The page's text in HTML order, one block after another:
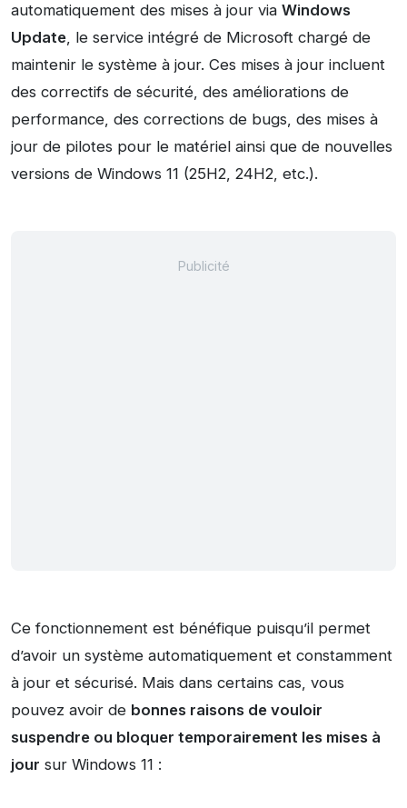
automatiquement des mises à jour via Windows
Update, le service intégré de Microsoft chargé de
maintenir le système à jour. Ces mises à jour incluent
des correctifs de sécurité, des améliorations de
performance, des corrections de bugs, des mises à
jour de pilotes pour le matériel ainsi que de nouvelles
versions de Windows 11 (25H2, 24H2, etc.).
Ce fonctionnement est bénéfique puisqu’il permet
d’avoir un système automatiquement et constamment
à jour et sécurisé. Mais dans certains cas, vous
pouvez avoir de bonnes raisons de vouloir
suspendre ou bloquer temporairement les mises à
jour sur Windows 11 :